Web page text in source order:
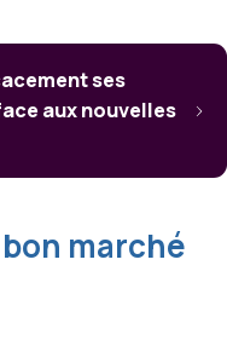
ses
aux nouvelles
marché